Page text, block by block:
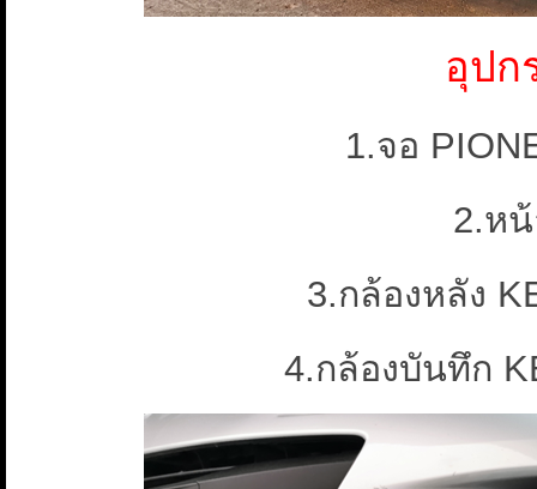
อุปก
1.จอ
2.ห
3.กล้องหลัง
4.กล้องบันทึก